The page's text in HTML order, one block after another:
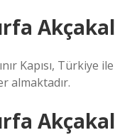
Kapısı, Türkiye
almaktadır.